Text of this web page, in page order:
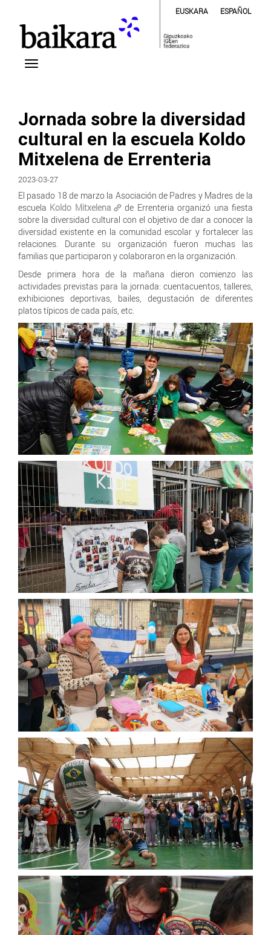
EUSKARA ESPAÑOL
Jornada sobre la diversidad
cultural en la escuela Koldo
Mitxelena de Errenteria
2023-03-27
El pasado 18 de marzo la Asociación de Padres y Madres de la
escuela Koldo Mitxelena
de Errenteria organizó una fiesta
sobre la diversidad cultural con el objetivo de dar a conocer la
diversidad existente en la comunidad escolar y fortalecer las
relaciones. Durante su organización fueron muchas las
familias que participaron y colaboraron en la organización.
Desde primera hora de la mañana dieron comienzo las
actividades previstas para la jornada: cuentacuentos, talleres,
exhibiciones deportivas, bailes, degustación de diferentes
platos típicos de cada país, etc.